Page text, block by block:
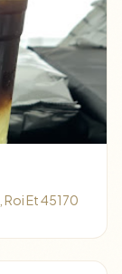
Et 45170